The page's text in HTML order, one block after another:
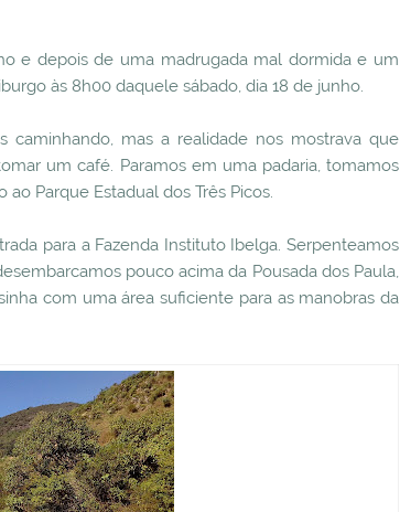
e depois de uma madrugada mal dormida e um
às 8h00 daquele sábado, dia 18 de junho.
caminhando, mas a realidade nos mostrava que
um café. Paramos em uma padaria, tomamos
Parque Estadual dos Três Picos.
para a Fazenda Instituto Ibelga. Serpenteamos
pouco acima da Pousada dos Paula,
com uma área suficiente para as manobras da